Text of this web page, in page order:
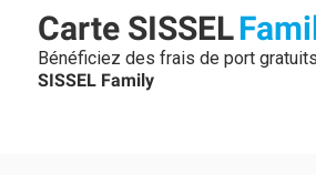
Carte SISSEL
Bénéficiez des frais de port
SISSEL Family